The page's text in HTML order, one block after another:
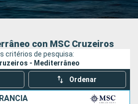
Companhias
con MSC Cruzeiros
critérios de pesquisa:
- Mediterrâneo
Ordenar